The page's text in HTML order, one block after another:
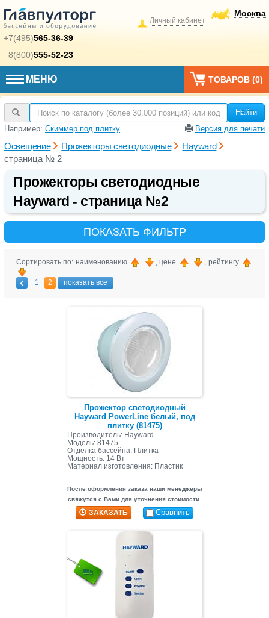
+7(495)565-36-39
8(800)555-52-23
Москва
Личный кабинет
МЕНЮ ТОВАРОВ (0)
Найти
Например: Скиммер под плитку Версия для печати
Освещение Прожекторы светодиодные
Hayward
страница № 2
Прожекторы светодиодные
Hayward - страница №2
ПОКАЗАТЬ ФИЛЬТР
Сортировать по: наименованию , цене , рейтингу
1 2 показать все
Прожектор светодиодный
Hayward PowerLine белый, под
плитку (81475)
Производитель: Hayward
Модель: 81475
Отделка бассейна: Плитка
Мощность: 14 Вт
Материал изготовления: Пластик
После оформления заказа наши менеджеры
свяжутся с Вами для уточнения стоимости.
ЗАКАЗАТЬ Сравнить